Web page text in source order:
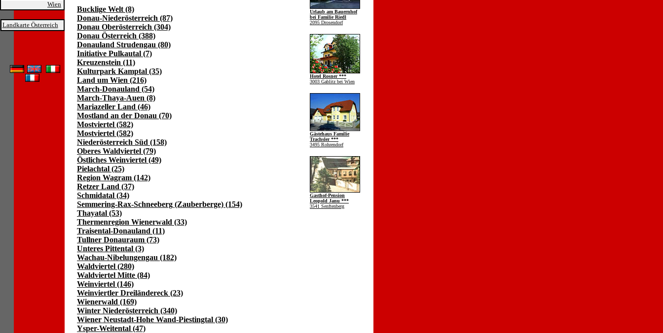
Wien
Landkarte Österreich
Bucklige Welt (8)
Donau-Niederösterreich (87)
Donau Oberösterreich (304)
Donau Österreich (388)
Donauland Strudengau (80)
Initiative Pulkautal (7)
Kreuzenstein (11)
Kulturpark Kamptal (35)
Land um Wien (216)
March-Donauland (54)
March-Thaya-Auen (8)
Mariazeller Land (46)
Mostland an der Donau (70)
Mostviertel (582)
Mostviertel (582)
Niederösterreich Süd (158)
Oberes Waldviertel (79)
Östliches Weinviertel (49)
Pielachtal (25)
Region Wagram (142)
Retzer Land (37)
Schmidatal (34)
Semmering-Rax-Schneeberg (Zauberberge) (154)
Thayatal (53)
Thermenregion Wienerwald (33)
Traisental-Donauland (11)
Tullner Donauraum (73)
Unteres Pittental (3)
Wachau-Nibelungengau (182)
Waldviertel (280)
Waldviertel Mitte (84)
Weinviertel (146)
Weinviertler Dreiländereck (23)
Wienerwald (169)
Winter Niederösterreich (340)
Wiener Neustadt-Hohe Wand-Piestingtal (30)
Ysper-Weitental (47)
Urlaub am Bauernhof
bei Familie Riedl
2095 Drosendorf
Hotel Rosner ***
3003 Gablitz bei Wien
Gästehaus Familie
Trachsler ***
3495 Rohrendorf
Gasthof-Pension
Leopold Janu ***
3541 Senftenberg